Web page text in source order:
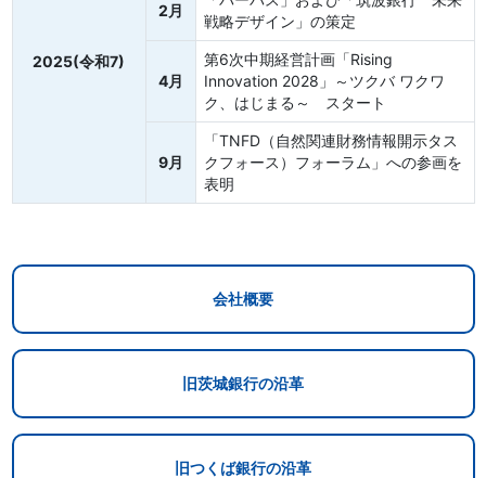
2025(令和7)
2月
戦略デザイン」の策定
4月
第6次中期経営計画「Rising
Innovation 2028」～ツクバ ワクワ
ク、はじまる～ スタート
9月
「TNFD（自然関連財務情報開示タス
クフォース）フォーラム」への参画を
表明
会社概要
旧茨城銀行の沿革
旧つくば銀行の沿革